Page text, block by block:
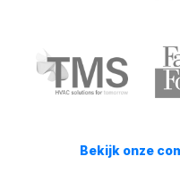
Bekijk onze